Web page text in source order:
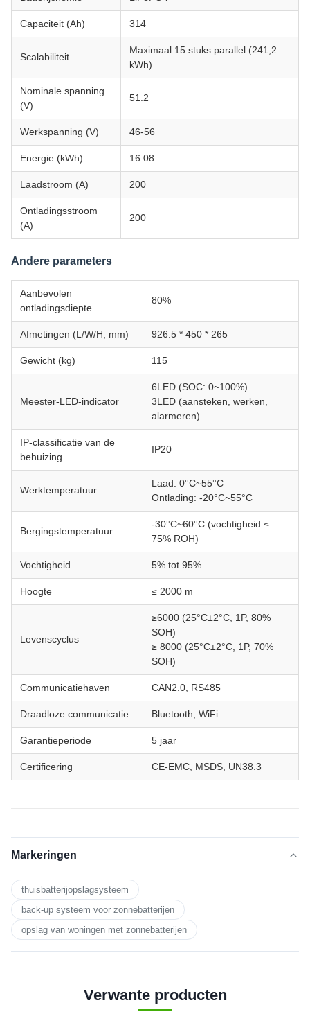
Capaciteit (Ah) 314
Scalabiliteit
Maximaal 15 stuks parallel (241,2
kWh)
Nominale spanning
(V)
51.2
Werkspanning (V) 46-56
Energie (kWh) 16.08
Laadstroom (A) 200
Ontladingsstroom
(A)
200
Andere parameters
Aanbevolen
ontladingsdiepte
80%
Afmetingen (L/W/H, mm) 926.5 * 450 * 265
Gewicht (kg) 115
Meester-LED-indicator
6LED (SOC: 0~100%)
3LED (aansteken, werken,
alarmeren)
IP-classificatie van de
behuizing
IP20
Werktemperatuur
Laad: 0°C~55°C
Ontlading: -20°C~55°C
Bergingstemperatuur
-30°C~60°C (vochtigheid ≤
75% ROH)
Vochtigheid 5% tot 95%
Hoogte ≤ 2000 m
Levenscyclus
≥6000 (25°C±2°C, 1P, 80%
SOH)
≥ 8000 (25°C±2°C, 1P, 70%
SOH)
Communicatiehaven CAN2.0, RS485
Draadloze communicatie Bluetooth, WiFi.
Garantieperiode 5 jaar
Certificering CE-EMC, MSDS, UN38.3
Markeringen
thuisbatterijopslagsysteem
back-up systeem voor zonnebatterijen
opslag van woningen met zonnebatterijen
Verwante producten